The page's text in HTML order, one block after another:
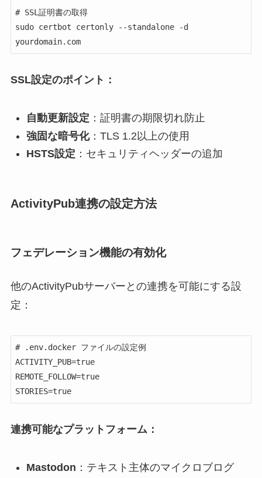
# SSL証明書の取得
sudo certbot certonly --standalone -d
yourdomain.com
SSL設定のポイント：
自動更新設定 ：証明書の期限切れ防止
強固な暗号化：TLS 1.2以上の使用
HSTS設定 ：セキュリティヘッダーの追加
ActivityPub連携の設定方法
フェデレーション機能の有効化
他のActivityPubサーバーとの連携を可能にする設
定：
# .env.docker ファイルの設定例
ACTIVITY_PUB=true
REMOTE_FOLLOW=true
STORIES=true
連携可能なプラットフォーム：
Mastodon ：テキスト主体のマイクロブログ